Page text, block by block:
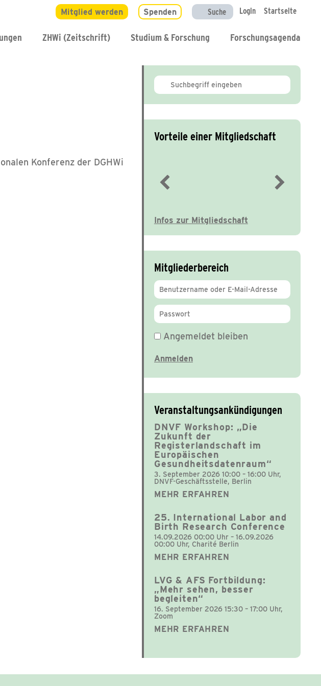
Mitglied werden Spenden Suche Login Startseite
ZHWi (Zeitschrift) Studium & Forschung Forschungsagenda
Konferenz der DGHWi
Vorteile einer Mitgliedschaft
Infos zur Mitgliedschaft
Mitgliederbereich
Angemeldet bleiben
Veranstaltungsankündigungen
DNVF Workshop: „Die
Zukunft der
Registerlandschaft im
Europäischen
Gesundheitsdatenraum“
3. September 2026 10:00 – 16:00 Uhr,
DNVF-Geschäftsstelle, Berlin
MEHR ERFAHREN
25. International Labor and
Birth Research Conference
14.09.2026 00:00 Uhr – 16.09.2026
00:00 Uhr, Charité Berlin
MEHR ERFAHREN
LVG & AFS Fortbildung:
„Mehr sehen, besser
begleiten“
16. September 2026 15:30 – 17:00 Uhr,
Zoom
MEHR ERFAHREN